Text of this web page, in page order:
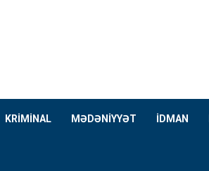
KRİMİNAL MƏDƏNİYYƏT İDMAN